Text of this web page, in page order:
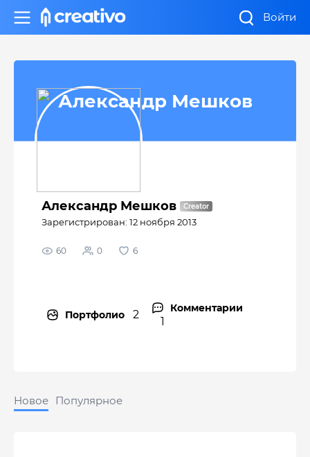
Войти
Александр Мешков
Александр Мешков
Зарегистрирован: 12 ноября 2013
60 0 6
Портфолио 2 Комментарии
1
Новое Популярное